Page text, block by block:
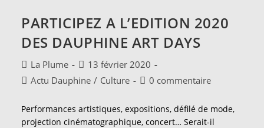
PARTICIPEZ A L’EDITION 2020
DES DAUPHINE ART DAYS
Auteur/autrice
de
La Plume
Publication
publiée :
13 février 2020
PostActu Dauphine / Culture
Commentaires
publication :
0 commentaire
Performances artistiques, expositions, défilé de mode,
projection cinématographique, concert… Serait-il